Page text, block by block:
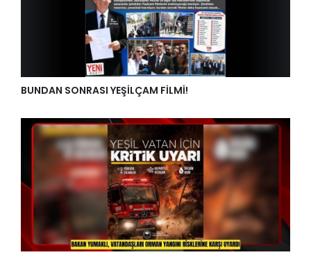
BUNDAN SONRASI YEŞİLÇAM FİLMİ!